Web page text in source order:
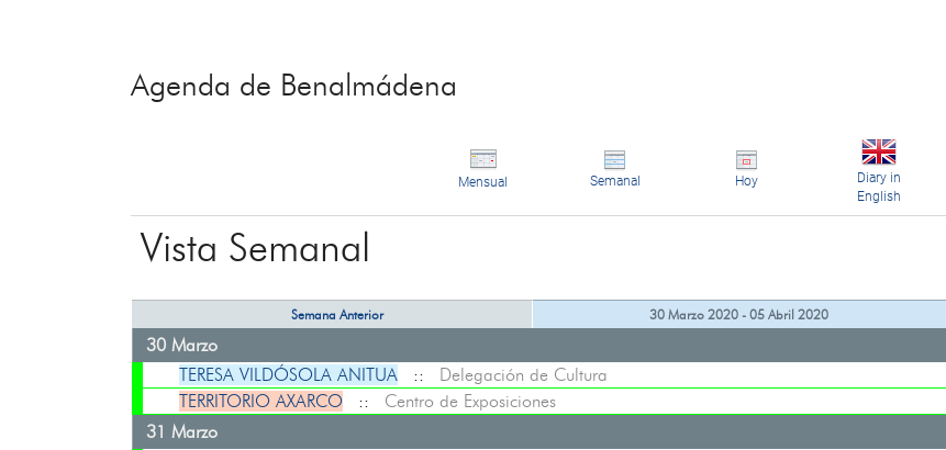
Agenda de Benalmádena
Mensual Semanal Hoy
Diary in
English
Vista Semanal
Semana Anterior 30 Marzo 2020 - 05 Abril 2020
30 Marzo
TERESA VILDÓSOLA ANITUA:: Delegación de Cultura
TERRITORIO AXARCO :: Centro de Exposiciones
31 Marzo